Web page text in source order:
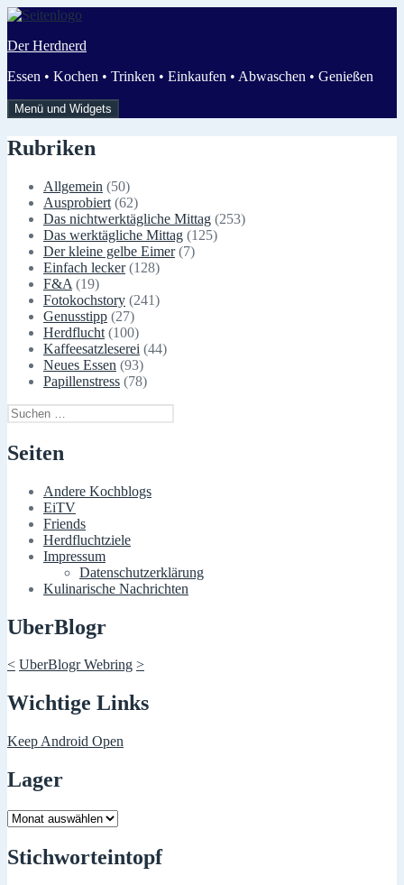
Zum
springen
Der Herdnerd
Essen • Kochen • Trinken • Einkaufen • Abwaschen • Genießen
Menü und Widgets
Rubriken
Allgemein (50)
Ausprobiert (62)
Das nichtwerktägliche Mittag (253)
Das werktägliche Mittag (125)
Der kleine gelbe Eimer(7)
Einfach lecker(128)
F&A (19)
Fotokochstory (241)
Genusstipp (27)
Herdflucht (100)
Kaffeesatzleserei (44)
Neues Essen (93)
Papillenstress (78)
Suchen
nach:
Seiten
Andere Kochblogs
EiTV
Friends
Herdfluchtziele
Impressum
Datenschutzerklärung
Kulinarische Nachrichten
UberBlogr
< UberBlogr Webring >
Wichtige Links
Keep Android Open
Lager
Lager
Stichworteintopf